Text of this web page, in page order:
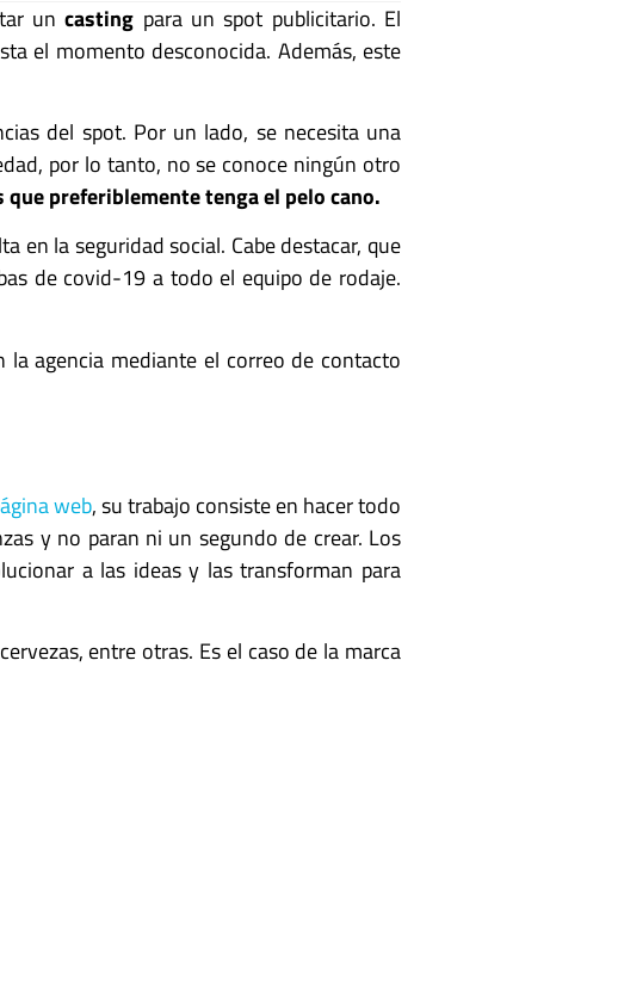
uncasting para un spot publicitario. El
el momento desconocida. Además, este
del spot. Por un lado, se necesita una
por lo tanto, no se conoce ningún otro
preferiblemente tenga el pelo cano.
en la seguridad social. Cabe destacar, que
de covid-19 a todo el equipo de rodaje.
agencia mediante el correo de contacto
web, su trabajo consiste en hacer todo
y no paran ni un segundo de crear. Los
a las ideas y las transforman para
entre otras. Es el caso de la marca